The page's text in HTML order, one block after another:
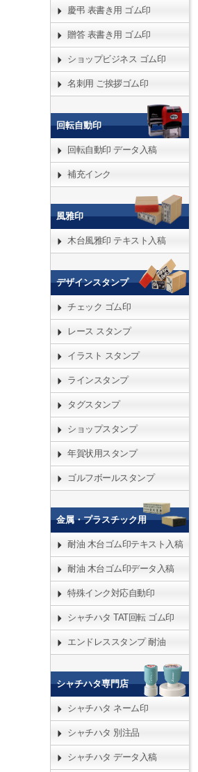
慶弔 表書き用 ゴム印
贈答 表書き用 ゴム印
ショップビジネス ゴム印
名刺用 ご挨拶ゴム印
回転自動印
回転自動印 データ入稿
補充インク
風雅印
木台風雅印 テキスト入稿
デザインスタンプ
チェック ゴム印
レース スタンプ
イラスト スタンプ
ラインスタンプ
タグスタンプ
ショップスタンプ
年賀状用スタンプ
ゴルフボールスタンプ
金属・プラスチック用
耐油 木台ゴム印テキスト入稿
耐油 木台ゴム印データ入稿
特殊インク対応自動印
シャチハタ TAT回転 ゴム印
エンドレススタンプ 耐油
シャチハタ専門店
シャチハタ ネーム印
シャチハタ 別注品
シャチハタ データ入稿